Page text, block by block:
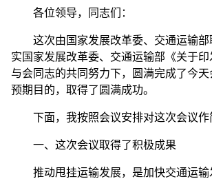
各位领导，同志们：
这次由国家发展改革委、交通运输部
实国家发展改革委、交通运输部《关于
与会同志的共同努力下，圆满完成了今
预期目的，取得了圆满成功。
下面，我按照会议安排对这次会议作
一、这次会议取得了积极成果
推动甩挂运输发展，是加快交通运输